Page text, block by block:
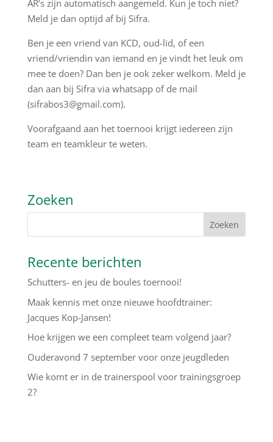
AR’s zijn automatisch aangemeld. Kun je toch niet?
Meld je dan optijd af bij Sifra.
Ben je een vriend van KCD, oud-lid, of een
vriend/vriendin van iemand en je vindt het leuk om
mee te doen? Dan ben je ook zeker welkom. Meld je
dan aan bij Sifra via whatsapp of de mail
(sifrabos3@gmail.com).
Voorafgaand aan het toernooi krijgt iedereen zijn
team en teamkleur te weten.
Zoeken
Recente berichten
Schutters- en jeu de boules toernooi!
Maak kennis met onze nieuwe hoofdtrainer:
Jacques Kop-Jansen!
Hoe krijgen we een compleet team volgend jaar?
Ouderavond 7 september voor onze jeugdleden
Wie komt er in de trainerspool voor trainingsgroep
2?